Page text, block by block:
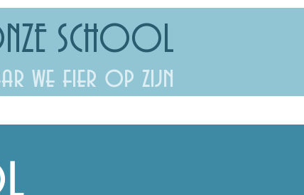
SCHOOL
we fier op zijn